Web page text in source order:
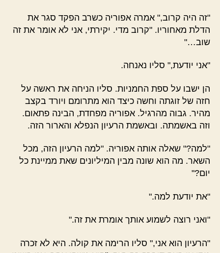
"זה היה קרוב," אמרה אפוריה כשרב הפקד סגר את
הדלת מאחוריו. "קרוב מדי. יקירתי, אני לא אומר את זה
שוב…"
"אני יודעת," סליו נאנחה.
הן ישבו על ספת החמניות. סליו הניחה את ראשה על
חזה של זוגתה וחשה כיצד הוא מתרומם ויורד בקצב
מהיר. גבוה מהרגיל. אפוריה מפחדת, הבינה פתאום.
וזה באשמתה. ובאשמת הרעיון הנפלא והארור הזה.
"למה?" שאלה אותה אפוריה. "למה הרעיון הזה, מכל
השאר. מה הוא שונה מבין המיליונים שאת ממיינת כל
יום?"
"את יודעת למה."
"ואני רוצה לשמוע אותך אומרת את זה."
"הרעיון הוא אני," סליו הרימה את קולה. היא לא זכרה